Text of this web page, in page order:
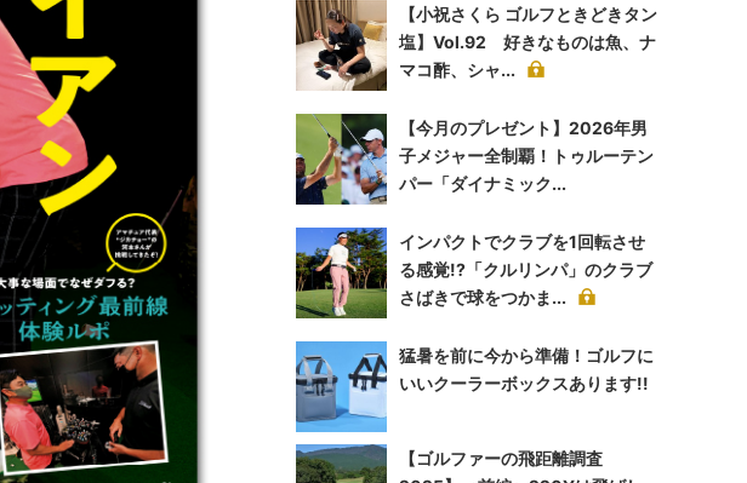
【小祝さくら ゴルフときどきタン
塩】Vol.92 好きなものは魚、ナ
マコ酢、シャ...
【今月のプレゼント】2026年男
子メジャー全制覇！トゥルーテン
パー「ダイナミック...
インパクトでクラブを1回転させ
る感覚!?「クルリンパ」のクラブ
さばきで球をつかま...
猛暑を前に今から準備！ゴルフに
いいクーラーボックスあります!!
【ゴルファーの飛距離調査